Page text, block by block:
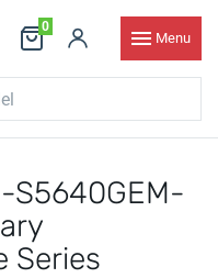
0
Menu
S5640GEM-
Series